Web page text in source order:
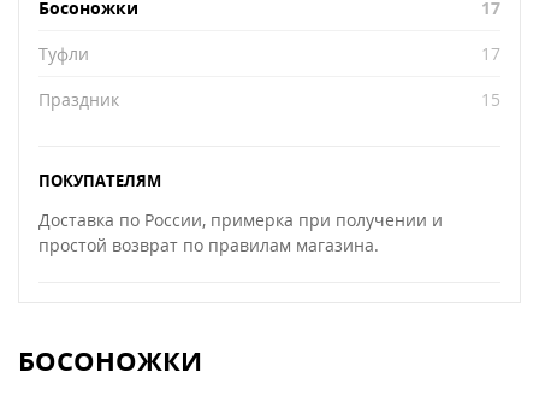
Босоножки
17
Туфли
17
Праздник
15
ПОКУПАТЕЛЯМ
Доставка по России, примерка при получении и
простой возврат по правилам магазина.
БОСОНОЖКИ